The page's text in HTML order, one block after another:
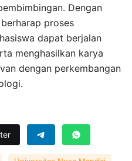
Dengan
proses
dapat berjalan
menghasilkan karya
dengan perkembangan